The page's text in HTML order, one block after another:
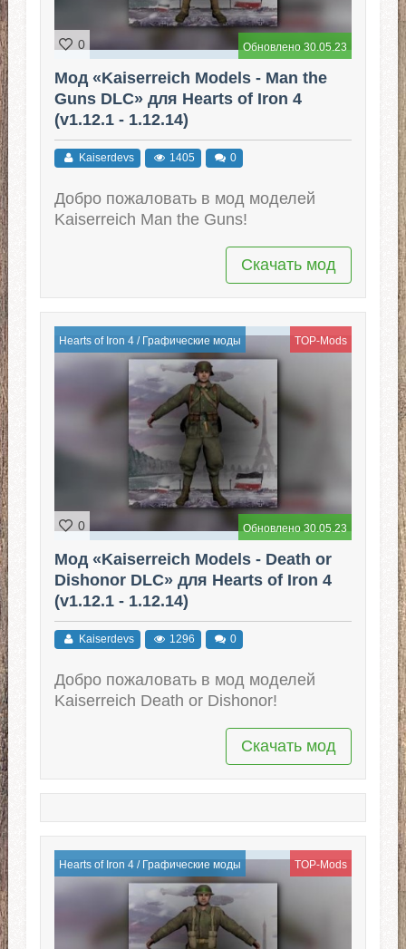
Обновлено 30.05.23
0
Мод «Kaiserreich Models - Man the
Guns DLC» для Hearts of Iron 4
(v1.12.1 - 1.12.14)
Kaiserdevs 1405 0
Добро пожаловать в мод моделей
Kaiserreich Man the Guns!
Скачать мод
Hearts of Iron 4/ Графические моды TOP-Mods
Обновлено 30.05.23
0
Мод «Kaiserreich Models - Death or
Dishonor DLC» для Hearts of Iron 4
(v1.12.1 - 1.12.14)
Kaiserdevs 1296 0
Добро пожаловать в мод моделей
Kaiserreich Death or Dishonor!
Скачать мод
Hearts of Iron 4/ Графические моды TOP-Mods